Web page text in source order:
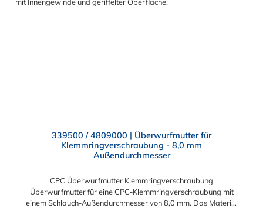
339500 / 4809000 | Überwurfmutter für
Klemmringverschraubung - 8,0 mm
Außendurchmesser
CPC Überwurfmutter Klemmringverschraubung
Überwurfmutter für eine CPC-Klemmringverschraubung mit
einem Schlauch-Außendurchmesser von 8,0 mm. Das Material